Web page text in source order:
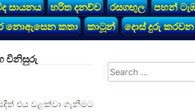
සායනය හරිත දනව්ව රසගඟුල පහන්
නොඇසෙන කතා කාටූන් දොස් දුරු කරවන
විනිසුරු
එය වළක්වා ගැනීමට